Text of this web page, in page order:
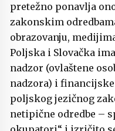
pretežno ponavlja
zakonskim
obrazovanju,
Poljska i Slovačka
nadzor (ovlaštene
nadzora) i
poljskog jezičnog
netipične odredbe –